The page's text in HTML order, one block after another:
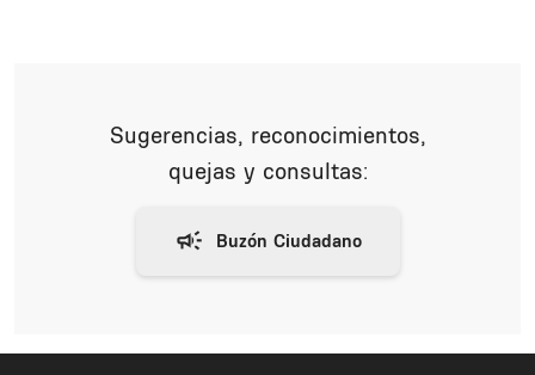
Sugerencias, reconocimientos,
quejas y consultas: